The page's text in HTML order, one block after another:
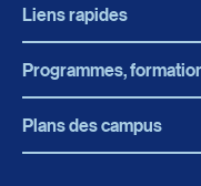
Liens rapides
Actualités
Bibliothèque
Programmes,
Programmes,
Plans des campus